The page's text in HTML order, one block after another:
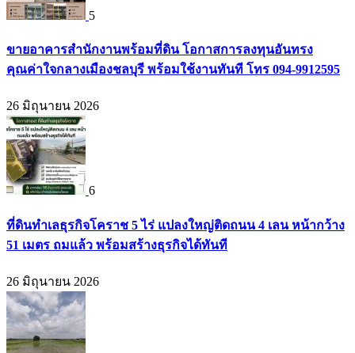
5
ขายอาคารสำนักงานพร้อมที่ดิน โอกาสการลงทุนอันทรง
คุณค่าใจกลางเมืองชลบุรี พร้อมใช้งานทันที โทร 094-9912595
26 มิถุนายน 2026
6
ที่ดินทำเลธุรกิจโคราช 5 ไร่ แปลงใหญ่ติดถนน 4 เลน หน้ากว้าง
51 เมตร ถมแล้ว พร้อมสร้างธุรกิจได้ทันที
26 มิถุนายน 2026